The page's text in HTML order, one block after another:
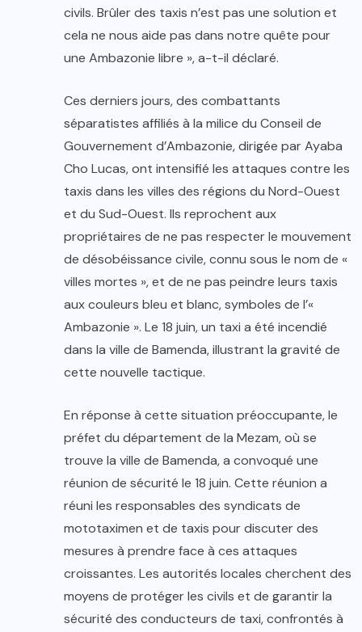
civils. Brûler des taxis n’est pas une solution et
cela ne nous aide pas dans notre quête pour
une Ambazonie libre », a-t-il déclaré.
Ces derniers jours, des combattants
séparatistes affiliés à la milice du Conseil de
Gouvernement d’Ambazonie, dirigée par Ayaba
Cho Lucas, ont intensifié les attaques contre les
taxis dans les villes des régions du Nord-Ouest
et du Sud-Ouest. Ils reprochent aux
propriétaires de ne pas respecter le mouvement
de désobéissance civile, connu sous le nom de «
villes mortes », et de ne pas peindre leurs taxis
aux couleurs bleu et blanc, symboles de l’«
Ambazonie ». Le 18 juin, un taxi a été incendié
dans la ville de Bamenda, illustrant la gravité de
cette nouvelle tactique.
En réponse à cette situation préoccupante, le
préfet du département de la Mezam, où se
trouve la ville de Bamenda, a convoqué une
réunion de sécurité le 18 juin. Cette réunion a
réuni les responsables des syndicats de
mototaximen et de taxis pour discuter des
mesures à prendre face à ces attaques
croissantes. Les autorités locales cherchent des
moyens de protéger les civils et de garantir la
sécurité des conducteurs de taxi, confrontés à